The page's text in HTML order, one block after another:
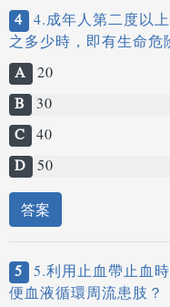
4 4.成年人第二度以
之多少時，即有生命危
A 20
B 30
C 40
D 50
答案
5 5.利用止血帶止血
便血液循環周流患肢？